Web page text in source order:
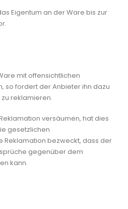
Eigentum an der Ware bis zur
mit offensichtlichen
so fordert der Anbieter ihn dazu
reklamieren.
versäumen, hat dies
gesetzlichen
Reklamation bezweckt, dass der
gegenüber dem
kann.